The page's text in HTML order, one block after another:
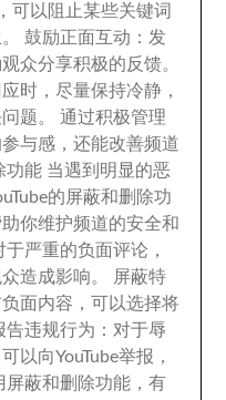
， 可以阻止某些关键词
。鼓励正面互动 ： 发
众分享积极的反馈。
时 ， 尽量保持冷静 ，
题。通过积极管理
与感 ，还能改善频道
功能 当遇到明显的恶
的屏蔽和删除功
你维护频道的安全和
于严重的负面评论 ，
造成影响。 屏蔽特
面内容 ， 可以选择将
告违规行为 ： 对于辱
可以向YouTube举报 ，
屏蔽和删除功能 ，有